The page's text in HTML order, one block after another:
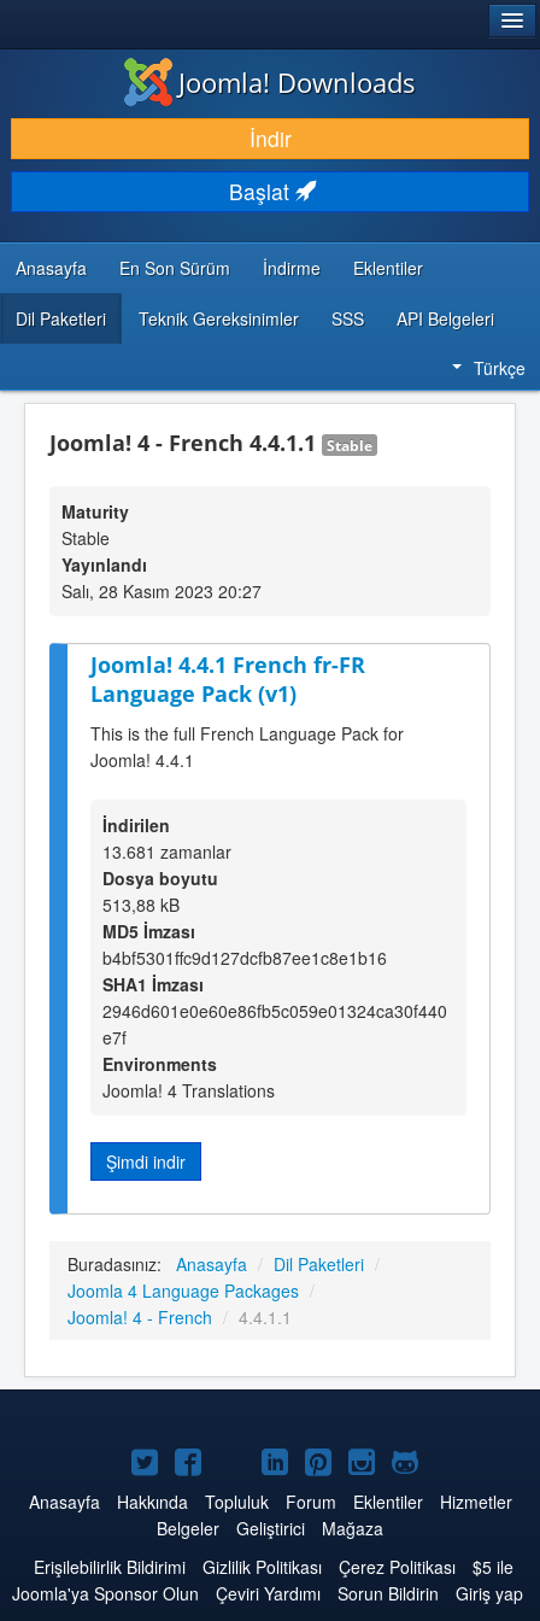
İNDIR & GENIŞLET
KEŞFET & ÖĞREN
TOPLULUK & DESTEK
GELIŞTIRICI KAYNAKLARI
Joomla! Downloads
İndir
Başlat
Anasayfa En Son Sürüm İndirme Eklentiler
Dil Paketleri Teknik Gereksinimler SSS API Belgeleri
Türkçe
Joomla! 4 - French 4.4.1.1 Stable
Maturity
Stable
Yayınlandı
Salı, 28 Kasım 2023 20:27
Joomla! 4.4.1 French fr-FR
Language Pack (v1)
This is the full French Language Pack for
Joomla! 4.4.1
İndirilen
13.681 zamanlar
Dosya boyutu
513,88 kB
MD5 İmzası
b4bf5301ffc9d127dcfb87ee1c8e1b16
SHA1 İmzası
2946d601e0e60e86fb5c059e01324ca30f440
e7f
Environments
Joomla! 4 Translations
Şimdi indir
Buradasınız: Anasayfa / Dil Paketleri /
Joomla 4 Language Packages /
Joomla! 4 - French / 4.4.1.1
Twitter'da
Joomla
Facebook'da
Joomla
YouTube'da
Joomla
LinkedIn'de
Joomla
Pinterest'de
Joomla
Instagram'da
Joomla
GitHub'da
Joomla
Anasayfa Hakkında Topluluk Forum Eklentiler
Hizmetler
Belgeler
Geliştirici
Mağaza
Erişilebilirlik Bildirimi
Gizlilik Politikası Çerez Politikası
$5 ile
Joomla'ya Sponsor Olun
Çeviri Yardımı Sorun Bildirin
Giriş yap